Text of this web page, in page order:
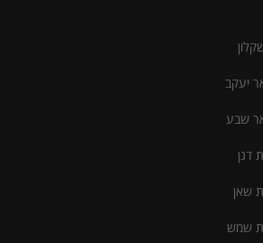
יעקב
שבע
דגן
שאן
שמש